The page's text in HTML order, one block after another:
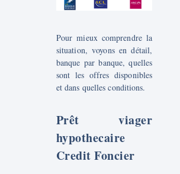
Pour mieux comprendre la
situation, voyons en détail,
banque par banque, quelles
sont les offres disponibles
et dans quelles conditions.
Prêt viager
hypothecaire
Credit Foncier